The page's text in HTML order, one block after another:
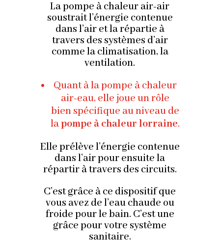
La pompe à chaleur air-air
soustrait l’énergie contenue
dans l’air et la répartie à
travers des systèmes d’air
comme la climatisation, la
ventilation.
Quant à la pompe à chaleur
air-eau, elle joue un rôle
bien spécifique au niveau de
lapompe à chaleur lorraine.
Elle prélève l’énergie contenue
dans l’air pour ensuite la
répartir à travers des circuits.
C’est grâce à ce dispositif que
vous avez de l’eau chaude ou
froide pour le bain. C’est une
grâce pour votre système
sanitaire.